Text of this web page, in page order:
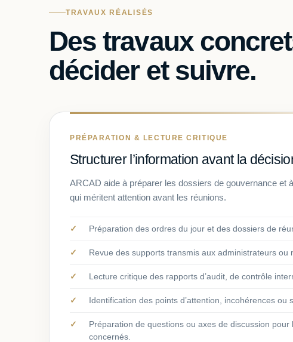
TRAVAUX RÉALISÉS
Des travaux
décider et suivre.
PRÉPARATION & LECTURE CRITIQUE
Structurer l’information avant la
ARCAD aide à préparer les dossiers de gouvernance et
qui méritent attention avant les réunions.
Préparation des ordres du jour et des dossiers de
Revue des supports transmis aux administrateurs ou
Lecture critique des rapports d’audit, de contrôle
Identification des points d’attention, incohérences ou
Préparation de questions ou axes de discussion pour
concernés.